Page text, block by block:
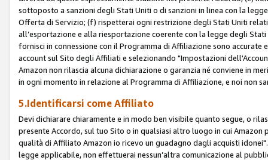
sottoposto a sanzioni degli Stati Uniti o di sanzioni in linea con la
Offerta di Servizio; (f) rispetterai ogni restrizione degli Stati Uniti
all’esportazione e alla riesportazione coerente con la legge degli
fornisci in connessione con il Programma di Affiliazione sono
account sul Sito degli Affiliati e selezionando "Impostazioni
Amazon non rilascia alcuna dichiarazione o garanzia né conviene in
in ogni momento in relazione al Programma di Affiliazione, e noi non
5.Identificarsi come Affiliato
Devi dichiarare chiaramente e in modo ben visibile quanto segue, o
presente Accordo, sul tuo Sito o in qualsiasi altro luogo in cui
qualità di Affiliato Amazon io ricevo un guadagno dagli acquisti
legge applicabile, non effettuerai nessun’altra comunicazione al